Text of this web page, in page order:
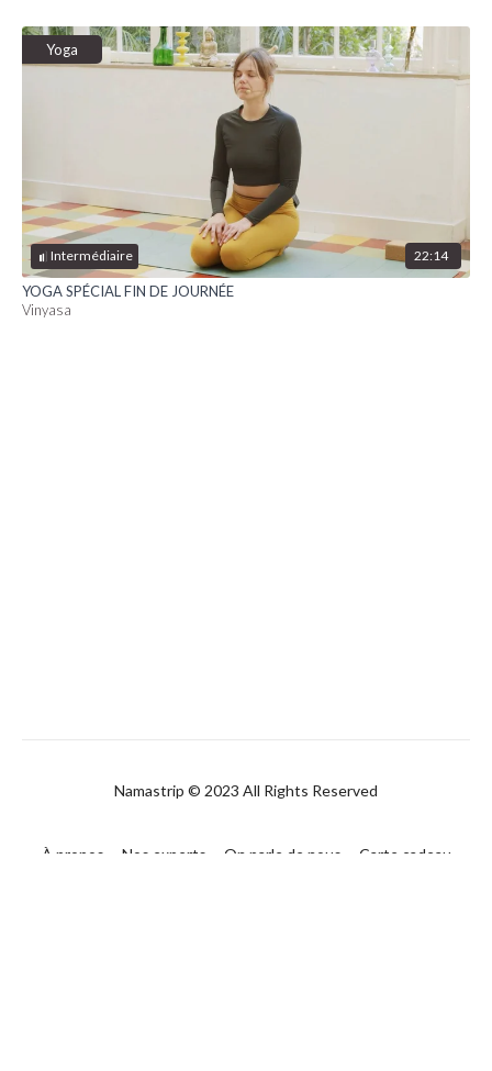
Intermédiaire
Yoga
22:14
YOGA SPÉCIAL FIN DE JOURNÉE
Vinyasa
Namastrip © 2023 All Rights Reserved
À propos Nos experts On parle de nous
Carte cadeau